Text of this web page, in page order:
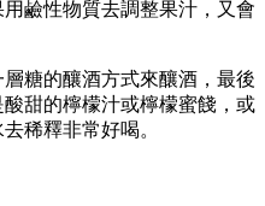
鹼性物質去調整果汁，又會
糖的釀酒方式來釀酒，最後
甜的檸檬汁或檸檬蜜餞，或
稀釋非常好喝。